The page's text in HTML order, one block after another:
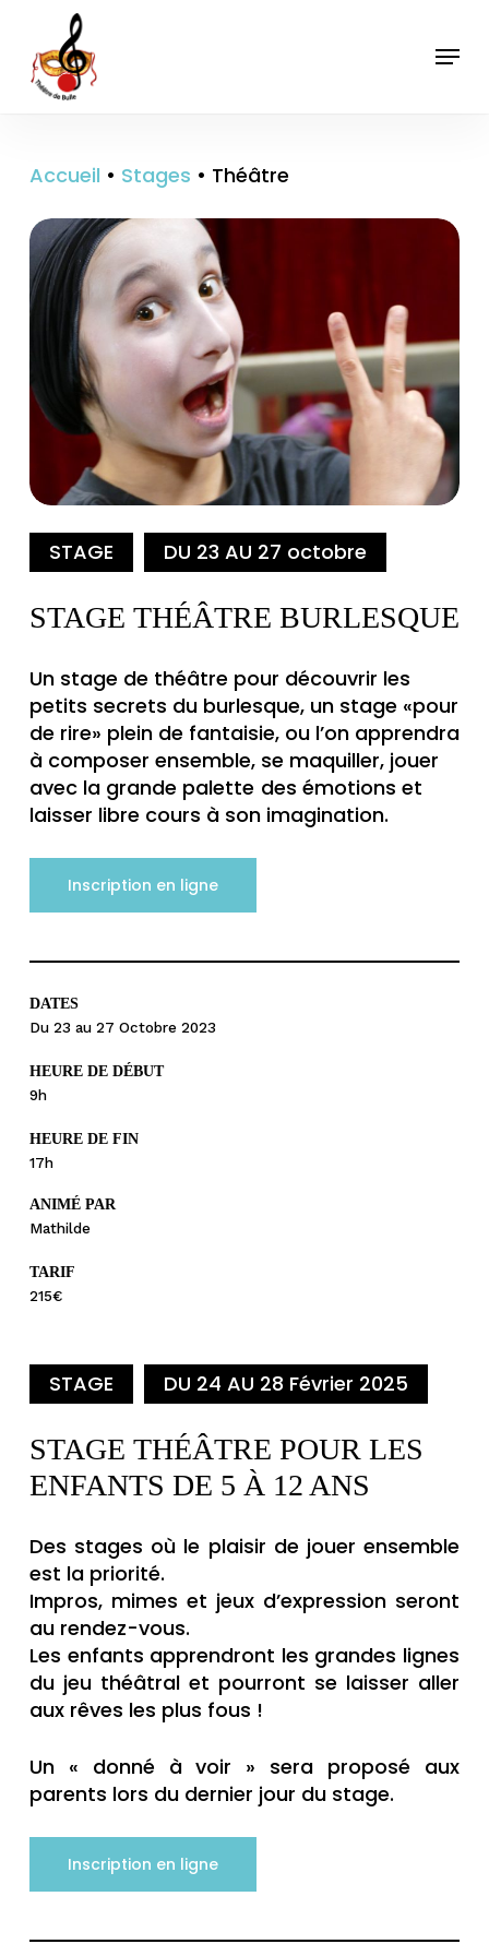
main
content
Menu
Accueil • Stages • Théâtre
STAGE DU 23 AU 27 octobre
STAGE THÉÂTRE BURLESQUE
Un stage de théâtre pour découvrir les
petits secrets du burlesque, un stage «pour
de rire» plein de fantaisie, ou l’on apprendra
à composer ensemble, se maquiller, jouer
avec la grande palette des émotions et
laisser libre cours à son imagination.
Inscription en ligne
DATES
Du 23 au 27 Octobre 2023
HEURE DE DÉBUT
9h
HEURE DE FIN
17h
ANIMÉ PAR
Mathilde
TARIF
215€
STAGE DU 24 AU 28 Février 2025
STAGE THÉÂTRE POUR LES
ENFANTS DE 5 À 12 ANS
Des stages où le plaisir de jouer ensemble
est la priorité.
Impros, mimes et jeux d’expression seront
au rendez-vous.
Les enfants apprendront les grandes lignes
du jeu théâtral et pourront se laisser aller
aux rêves les plus fous !
Un « donné à voir » sera proposé aux
parents lors du dernier jour du stage.
Inscription en ligne